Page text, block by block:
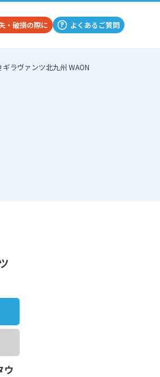
・破損の際に よくあるご質問
ギラヴァンツ北九州 WAON
ウ